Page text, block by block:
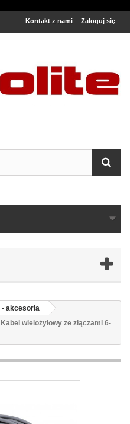
Zaloguj się
Kontakt z nami
- akcesoria
Kabel wielożyłowy ze złączami 6-